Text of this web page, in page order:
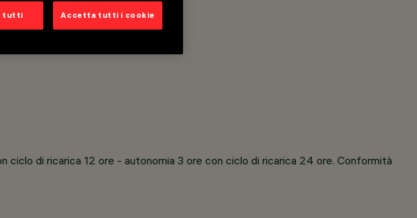
ciclo di ricarica 12 ore - autonomia 3 ore con ciclo di ricarica 24 ore. Conformità
tutti Accetta tutti i cookie